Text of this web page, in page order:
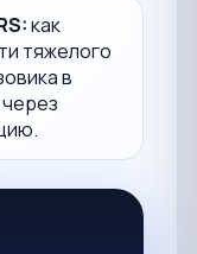
как
тяжелого
в